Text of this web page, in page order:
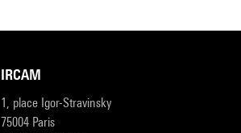
IRCAM
1, place Igor-Stravinsky
75004 Paris